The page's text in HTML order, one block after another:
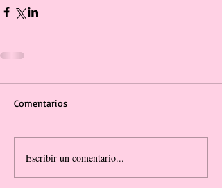
Comentarios
Escribir un comentario...